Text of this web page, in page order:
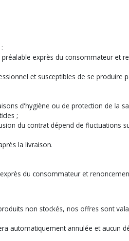
exprès du consommateur et
et susceptibles de se produire
d'hygiène ou de protection de la
;
du contrat dépend de fluctuations
la livraison.
du consommateur et
non stockés, nos offres sont
automatiquement annulée et aucun